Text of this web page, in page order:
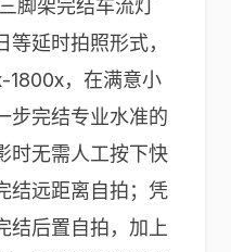
脚架完结车流灯
延时拍照形式，
1800x，在满意小
步完结专业水准的
时无需人工按下快
结远距离自拍；凭
结后置自拍，加上